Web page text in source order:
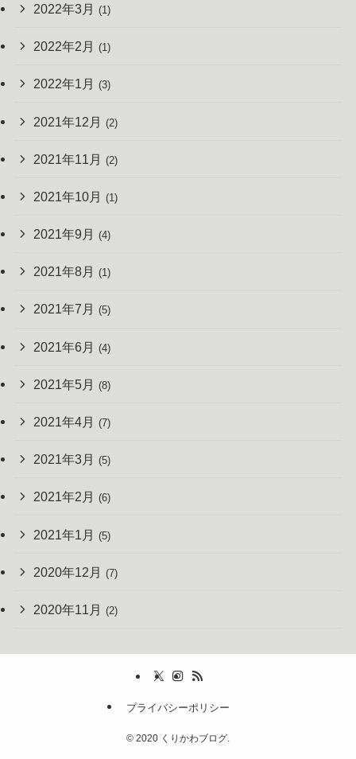
2022年3月 (1)
2022年2月 (1)
2022年1月 (3)
2021年12月 (2)
2021年11月 (2)
2021年10月 (1)
2021年9月 (4)
2021年8月 (1)
2021年7月 (5)
2021年6月 (4)
2021年5月 (8)
2021年4月 (7)
2021年3月 (5)
2021年2月 (6)
2021年1月 (5)
2020年12月 (7)
2020年11月 (2)
プライバシーポリシー
© 2020 くりかわブログ.